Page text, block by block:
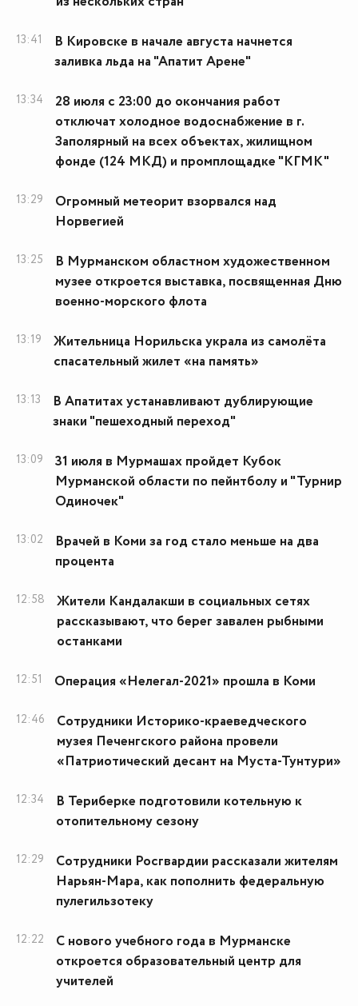
13:41
В Кировске в начале августа начнется
заливка льда на "Апатит Арене"
13:34
28 июля с 23:00 до окончания работ
отключат холодное водоснабжение в г.
Заполярный на всех объектах, жилищном
фонде (124 МКД) и промплощадке "КГМК"
13:29
Огромный метеорит взорвался над
Норвегией
13:25
В Мурманском областном художественном
музее откроется выставка, посвященная Дню
военно-морского флота
13:19
Жительница Норильска украла из самолёта
спасательный жилет «на память»
13:13
В Апатитах устанавливают дублирующие
знаки "пешеходный переход"
13:09
31 июля в Мурмашах пройдет Кубок
Мурманской области по пейнтболу и "Турнир
Одиночек"
13:02
Врачей в Коми за год стало меньше на два
процента
12:58
Жители Кандалакши в социальных сетях
рассказывают, что берег завален рыбными
останками
12:51 Операция «Нелегал-2021» прошла в Коми
12:46
Сотрудники Историко-краеведческого
музея Печенгского района провели
«Патриотический десант на Муста-Тунтури»
12:34
В Териберке подготовили котельную к
отопительному сезону
12:29
Сотрудники Росгвардии рассказали жителям
Нарьян-Мара, как пополнить федеральную
пулегильзотеку
12:22
С нового учебного года в Мурманске
откроется образовательный центр для
учителей